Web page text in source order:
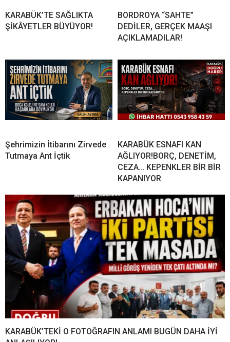
KARABÜK’TE SAĞLIKTA
ŞİKÂYETLER BÜYÜYOR!
BORDROYA “SAHTE”
DEDİLER, GERÇEK MAAŞI
AÇIKLAMADILAR!
Şehrimizin İtibarını Zirvede
Tutmaya Ant İçtik
KARABÜK ESNAFI KAN
AĞLIYOR!BORÇ, DENETİM,
CEZA… KEPENKLER BİR BİR
KAPANIYOR
KARABÜK’TEKİ O FOTOĞRAFIN ANLAMI BUGÜN DAHA İYİ